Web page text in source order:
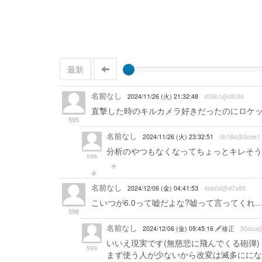
最新
595
名前なし 2024/11/26 (火) 21:32:48 d38b1@d83fd
直撃した時のキルカメラ好きだったのにロケ
596
名前なし 2024/11/26 (火) 23:32:51 0b18d@2cde1
分析のやつもなくなってちょっとキレそう
598
名前なし 2024/12/06 (金) 04:41:53 4bb0d@d7a89
こいつが6.0って嘘だよな?嘘って言ってく
599
名前なし 2024/12/06 (金) 09:45:16 修正
いいえ現実です(無慈悲に飛んでくる砲弾)
まず使う人が少ないから改変は滅多にに